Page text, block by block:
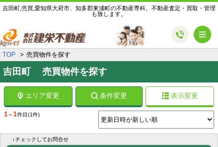
吉田町,売買,愛知県大府市、知多郡東浦町の不動産専科。不動産査定・買取・管理
も致します。
TOP 売買物件を探す
吉田町 売買物件を探す
エリア変更 条件変更 表示変更
1～1件目 (1件)
↓チェックしてお問合せ